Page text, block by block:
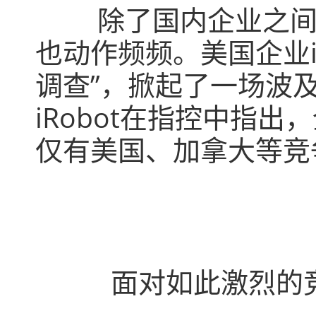
除了国内企业之
也动作频频。美国企
调查”，掀起了一场波
iRobot在指控中指出
仅有美国、加拿大等
面对如此激烈的